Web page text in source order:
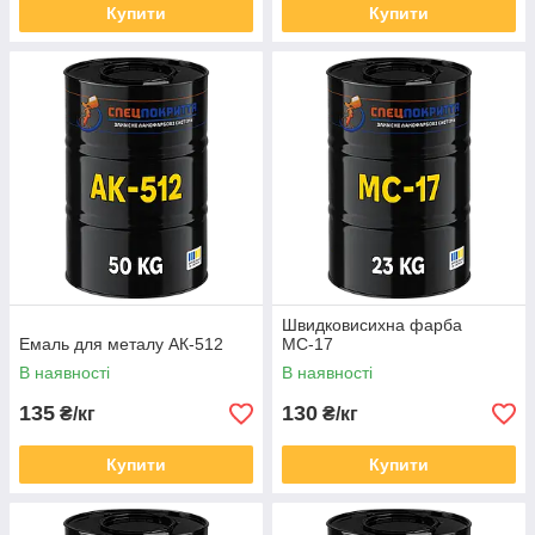
Купити Купити
Емаль для металу АК-512
В наявності
135 ₴/кг
Купити
Швидковисихна фарба
МС-17
В наявності
130 ₴/кг
Купити